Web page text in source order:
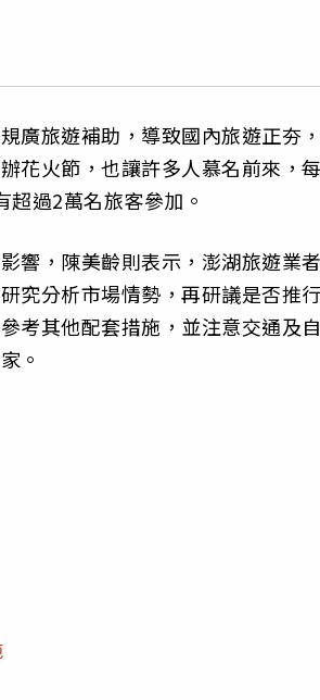
廣旅遊補助，導致國內旅遊正夯
花火節，也讓許多人慕名前來，
過2萬名旅客參加。
響，陳美齡則表示，澎湖旅遊業
究分析市場情勢，再研議是否推
考其他配套措施，並注意交通及
。